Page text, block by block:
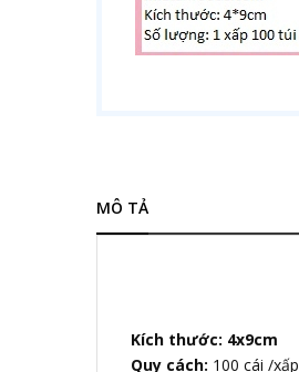
MÔ TẢ
Kích thước: 4x9cm
Quy cách: 100 cái /xấp